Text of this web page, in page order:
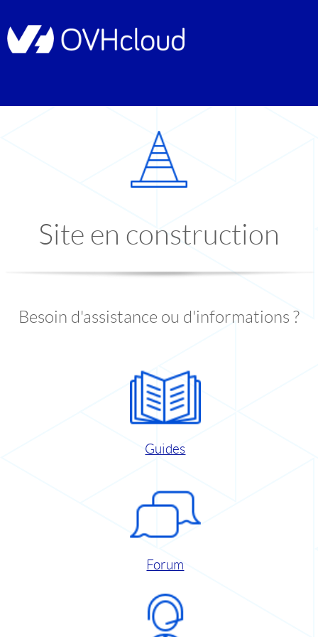
Site en construction
Besoin d'assistance ou d'informations ?
Guides
Forum